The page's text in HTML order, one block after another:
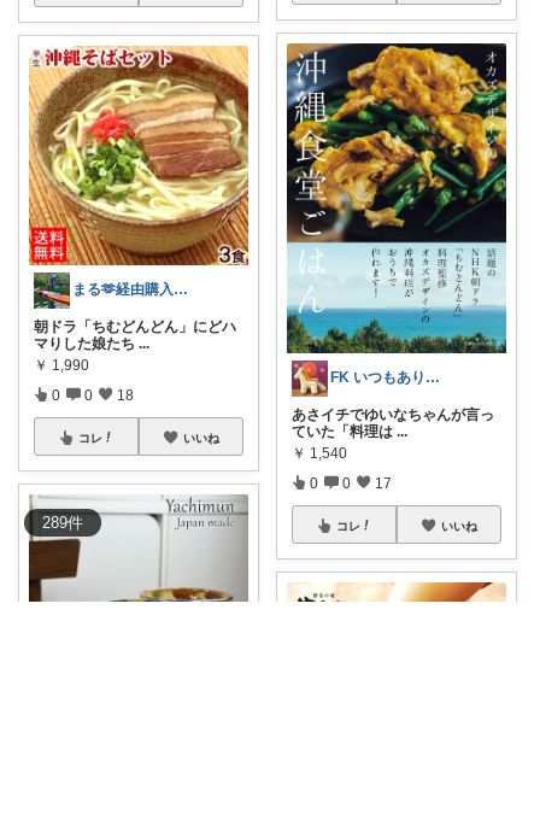
289件
まる🫶経由購入ありがとうございます！
朝ドラ「ちむどんどん」にどハ
マりした娘たち ...
￥ 1,990
0 0 18
コレ いいね
FK いつもありがと
あさイチでゆいなちゃんが言っ
ていた「料理は ...
￥ 1,540
0 0 17
コレ いいね